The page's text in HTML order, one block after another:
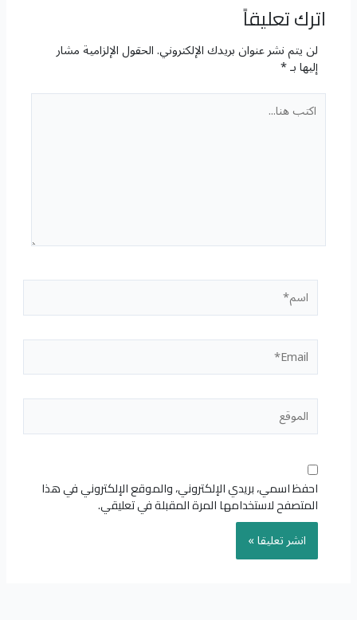
اترك تعليقاً
لن يتم نشر عنوان بريدك الإلكتروني.الحقول الإلزامية مشار
إليها بـ*
اكتب
هنا...
اسم*
Email*
الموقع
احفظ اسمي، بريدي الإلكتروني، والموقع الإلكتروني في هذا
المتصفح لاستخدامها المرة المقبلة في تعليقي.